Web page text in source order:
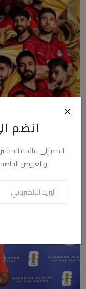
انضم
انضم إلى قائمة
والعروض
مصر تصنع تاريخها
ببطولة كأس ال...